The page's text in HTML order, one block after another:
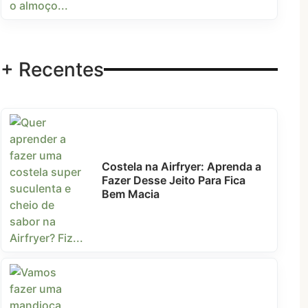
+ Recentes
Costela na Airfryer: Aprenda a
Fazer Desse Jeito Para Fica
Bem Macia